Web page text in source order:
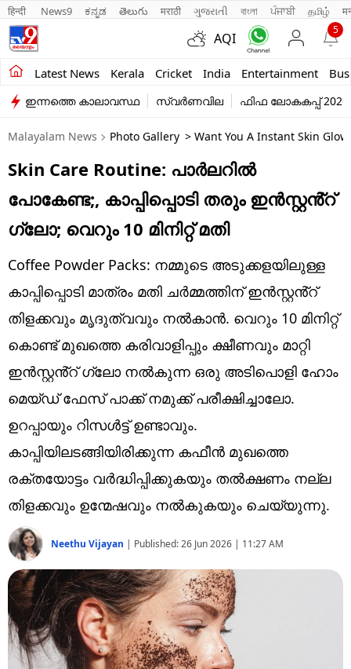
हिन्दी News9 ಕನ್ನಡ తెలుగు मराठी ગુજરાતી বাংলা ਪੰਜਾਬੀ தமிழ்
AQI
5
Latest News Kerala Cricket India Entertainment
Kerala
India
Entertainment
Business
Education
Lifestyle
world
Technology
Religion
Web Story
Photo
Short Videos
ഇന്നത്തെ കാലാവസ്ഥ സ്വർണവില ഫിഫ ലോകകപ്പ് 2026
Malayalam News Photo Gallery > Want You A Instant Skin
Skin Care Routine: പാർലറിൽ
പോകേണ്ട;, കാപ്പിപ്പൊടി തരും ഇൻസ്റ്റൻ്റ്
ഗ്ലോ; വെറും 10 മിനിറ്റ് മതി
Coffee Powder Packs: നമ്മുടെ അടുക്കളയിലുള്ള
കാപ്പിപ്പൊടി മാത്രം മതി ചർമ്മത്തിന് ഇൻസ്റ്റൻ്റ്
തിളക്കവും മൃദുത്വവും നൽകാൻ. വെറും 10 മിനിറ്റ്
കൊണ്ട് മുഖത്തെ കരിവാളിപ്പും ക്ഷീണവും മാറ്റി
ഇൻസ്റ്റൻ്റ് ഗ്ലോ നൽകുന്ന ഒരു അടിപൊളി ഹോം
മെയ്ഡ് ഫേസ് പാക്ക് നമുക്ക് പരീക്ഷിച്ചാലോ.
ഉറപ്പായും റിസൾട്ട് ഉണ്ടാവും.
കാപ്പിയിലടങ്ങിയിരിക്കുന്ന കഫീൻ മുഖത്തെ
രക്തയോട്ടം വർദ്ധിപ്പിക്കുകയും തൽക്ഷണം നല്ല
തിളക്കവും ഉന്മേഷവും നൽകുകയും ചെയ്യുന്നു.
Neethu Vijayan | Published:26 Jun 2026 | 11:27 AM